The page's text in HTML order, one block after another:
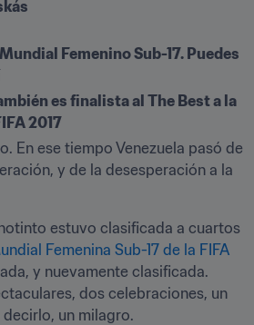
Femenino Sub-17. Puedes
es finalista al The Best a la
2017
En ese tiempo Venezuela pasó de
y de la desesperación a la
estuvo clasificada a cuartos
Femenina Sub-17 de la FIFA
y nuevamente clasificada.
dos celebraciones, un
un milagro.